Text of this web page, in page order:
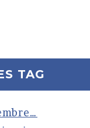
TAG